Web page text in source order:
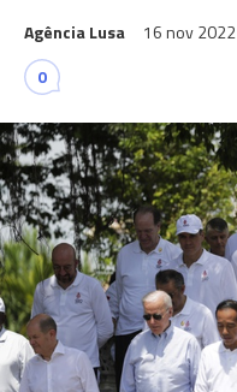
Agência Lusa 16 nov 2022
0